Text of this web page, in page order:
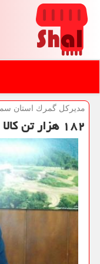
مدیركل گمرك استان
۱۸۲ هزار تن كالا از استان سمنان صادر شد